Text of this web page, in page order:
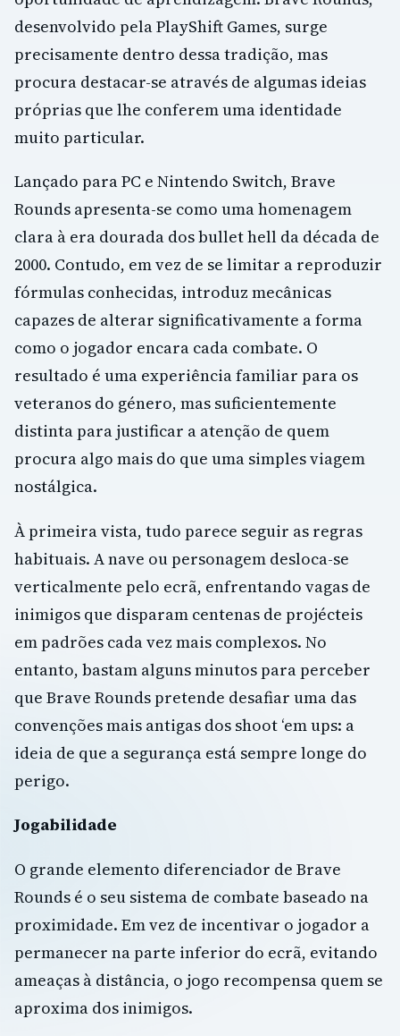
desenvolvido pela PlayShift Games, surge
precisamente dentro dessa tradição, mas
procura destacar-se através de algumas ideias
próprias que lhe conferem uma identidade
muito particular.
Lançado para PC e Nintendo Switch, Brave
Rounds apresenta-se como uma homenagem
clara à era dourada dos bullet hell da década de
2000. Contudo, em vez de se limitar a reproduzir
fórmulas conhecidas, introduz mecânicas
capazes de alterar significativamente a forma
como o jogador encara cada combate. O
resultado é uma experiência familiar para os
veteranos do género, mas suficientemente
distinta para justificar a atenção de quem
procura algo mais do que uma simples viagem
nostálgica.
À primeira vista, tudo parece seguir as regras
habituais. A nave ou personagem desloca-se
verticalmente pelo ecrã, enfrentando vagas de
inimigos que disparam centenas de projécteis
em padrões cada vez mais complexos. No
entanto, bastam alguns minutos para perceber
que Brave Rounds pretende desafiar uma das
convenções mais antigas dos shoot ‘em ups: a
ideia de que a segurança está sempre longe do
perigo.
Jogabilidade
O grande elemento diferenciador de Brave
Rounds é o seu sistema de combate baseado na
proximidade. Em vez de incentivar o jogador a
permanecer na parte inferior do ecrã, evitando
ameaças à distância, o jogo recompensa quem se
aproxima dos inimigos.